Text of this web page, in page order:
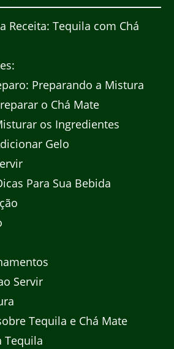
Receita: Tequila com Chá
Preparando a Mistura
o Chá Mate
os Ingredientes
Gelo
Para Sua Bebida
Servir
Tequila e Chá Mate
Tequila